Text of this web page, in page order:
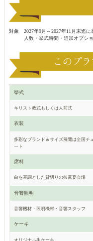
対象 2027年9月～2027年11月末迄に
人数・挙式時間・追加オプション
挙式
キリスト教式もしくは人前式
衣装
多彩なブランド＆サイズ展開は全国チ
ート
席料
白を基調とした貸切りの披露宴会場
音響照明
音響機材・照明機材・音響スタッフ
ケーキ
オリジナル生ケーキ